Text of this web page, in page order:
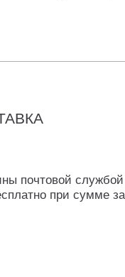
почтовой
при сумме